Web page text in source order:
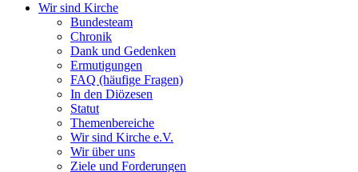
Wir sind Kirche
Bundesteam
Chronik
Dank und Gedenken
Ermutigungen
FAQ (häufige Fragen)
In den Diözesen
Statut
Themenbereiche
Wir sind Kirche e.V.
Wir über uns
Ziele und Forderungen